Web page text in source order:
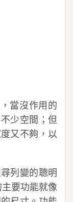
當沒作用的
少空間；但
又不夠，以
列變的聰明
主要功能就像